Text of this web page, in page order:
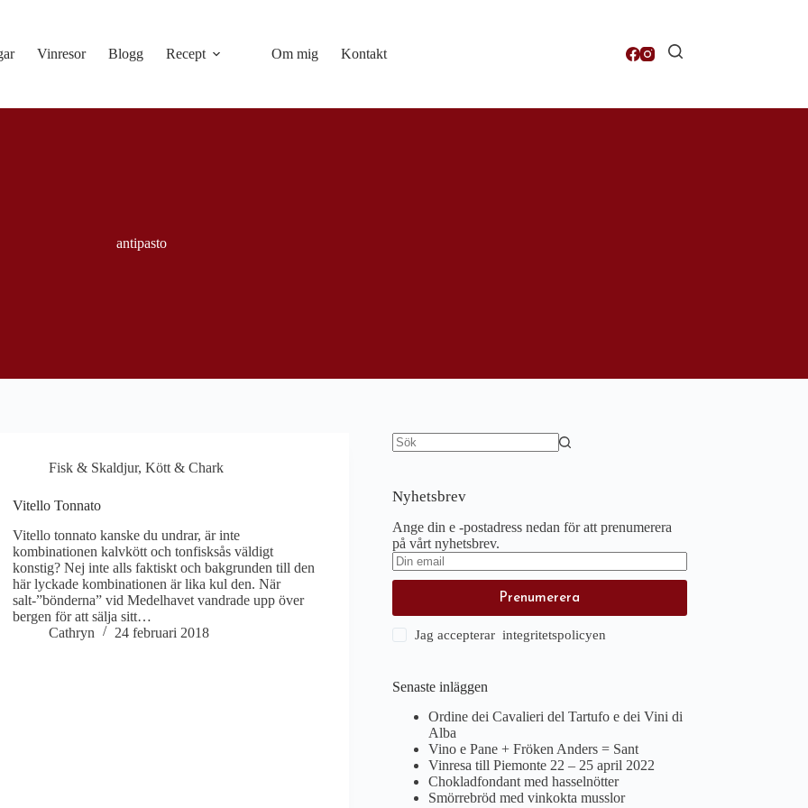
Vinresor Blogg Recept Om mig Kontakt
antipasto
Fisk & Skaldjur,Kött & Chark
Vitello Tonnato
Vitello tonnato kanske du undrar, är inte
kombinationen kalvkött och tonfisksås väldigt
konstig? Nej inte alls faktiskt och bakgrunden till den
här lyckade kombinationen är lika kul den. När
salt-”bönderna” vid Medelhavet vandrade upp över
bergen för att sälja sitt…
Cathryn
24 februari 2018
Nyhetsbrev
Ange din e -postadress nedan för att prenumerera
på vårt nyhetsbrev.
Prenumerera
Jag accepterar integritetspolicyen
Senaste inläggen
Ordine dei Cavalieri del Tartufo e dei Vini di
Alba
Vino e Pane + Fröken Anders = Sant
Vinresa till Piemonte 22 – 25 april 2022
Chokladfondant med hasselnötter
Smörrebröd med vinkokta musslor